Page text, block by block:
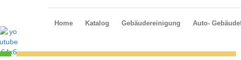
Home Katalog Gebäudereinigung Auto-